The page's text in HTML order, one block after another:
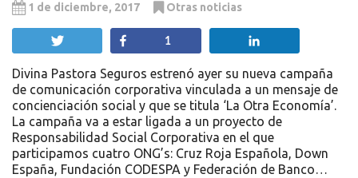
1 de diciembre, 2017 Otras noticias
Compartir
1
Divina Pastora Seguros estrenó ayer su nueva campaña
de comunicación corporativa vinculada a un mensaje de
concienciación social y que se titula ‘La Otra Economía’.
La campaña va a estar ligada a un proyecto de
Responsabilidad Social Corporativa en el que
participamos cuatro ONG’s: Cruz Roja Española, Down
España, Fundación CODESPA y Federación de Banco…